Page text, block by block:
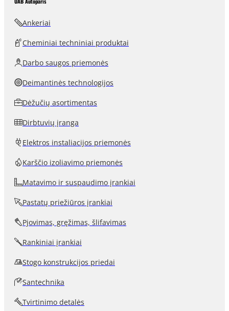
Ankeriai
Cheminiai techniniai produktai
Darbo saugos priemonės
Deimantinės technologijos
Dėžučių asortimentas
Dirbtuvių įranga
Elektros instaliacijos priemonės
Karščio izoliavimo priemonės
Matavimo ir suspaudimo įrankiai
Pastatų priežiūros įrankiai
Pjovimas, gręžimas, šlifavimas
Rankiniai įrankiai
Stogo konstrukcijos priedai
Santechnika
Tvirtinimo detalės